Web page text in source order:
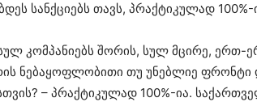
სანქციებს თავს, პრაქტიკულად 100%-
კომპანიებს შორის, სულ მცირე, ერთ-
ნებაყოფლობითი თუ უნებლიე ფრონტი
– პრაქტიკულად 100%-ია.